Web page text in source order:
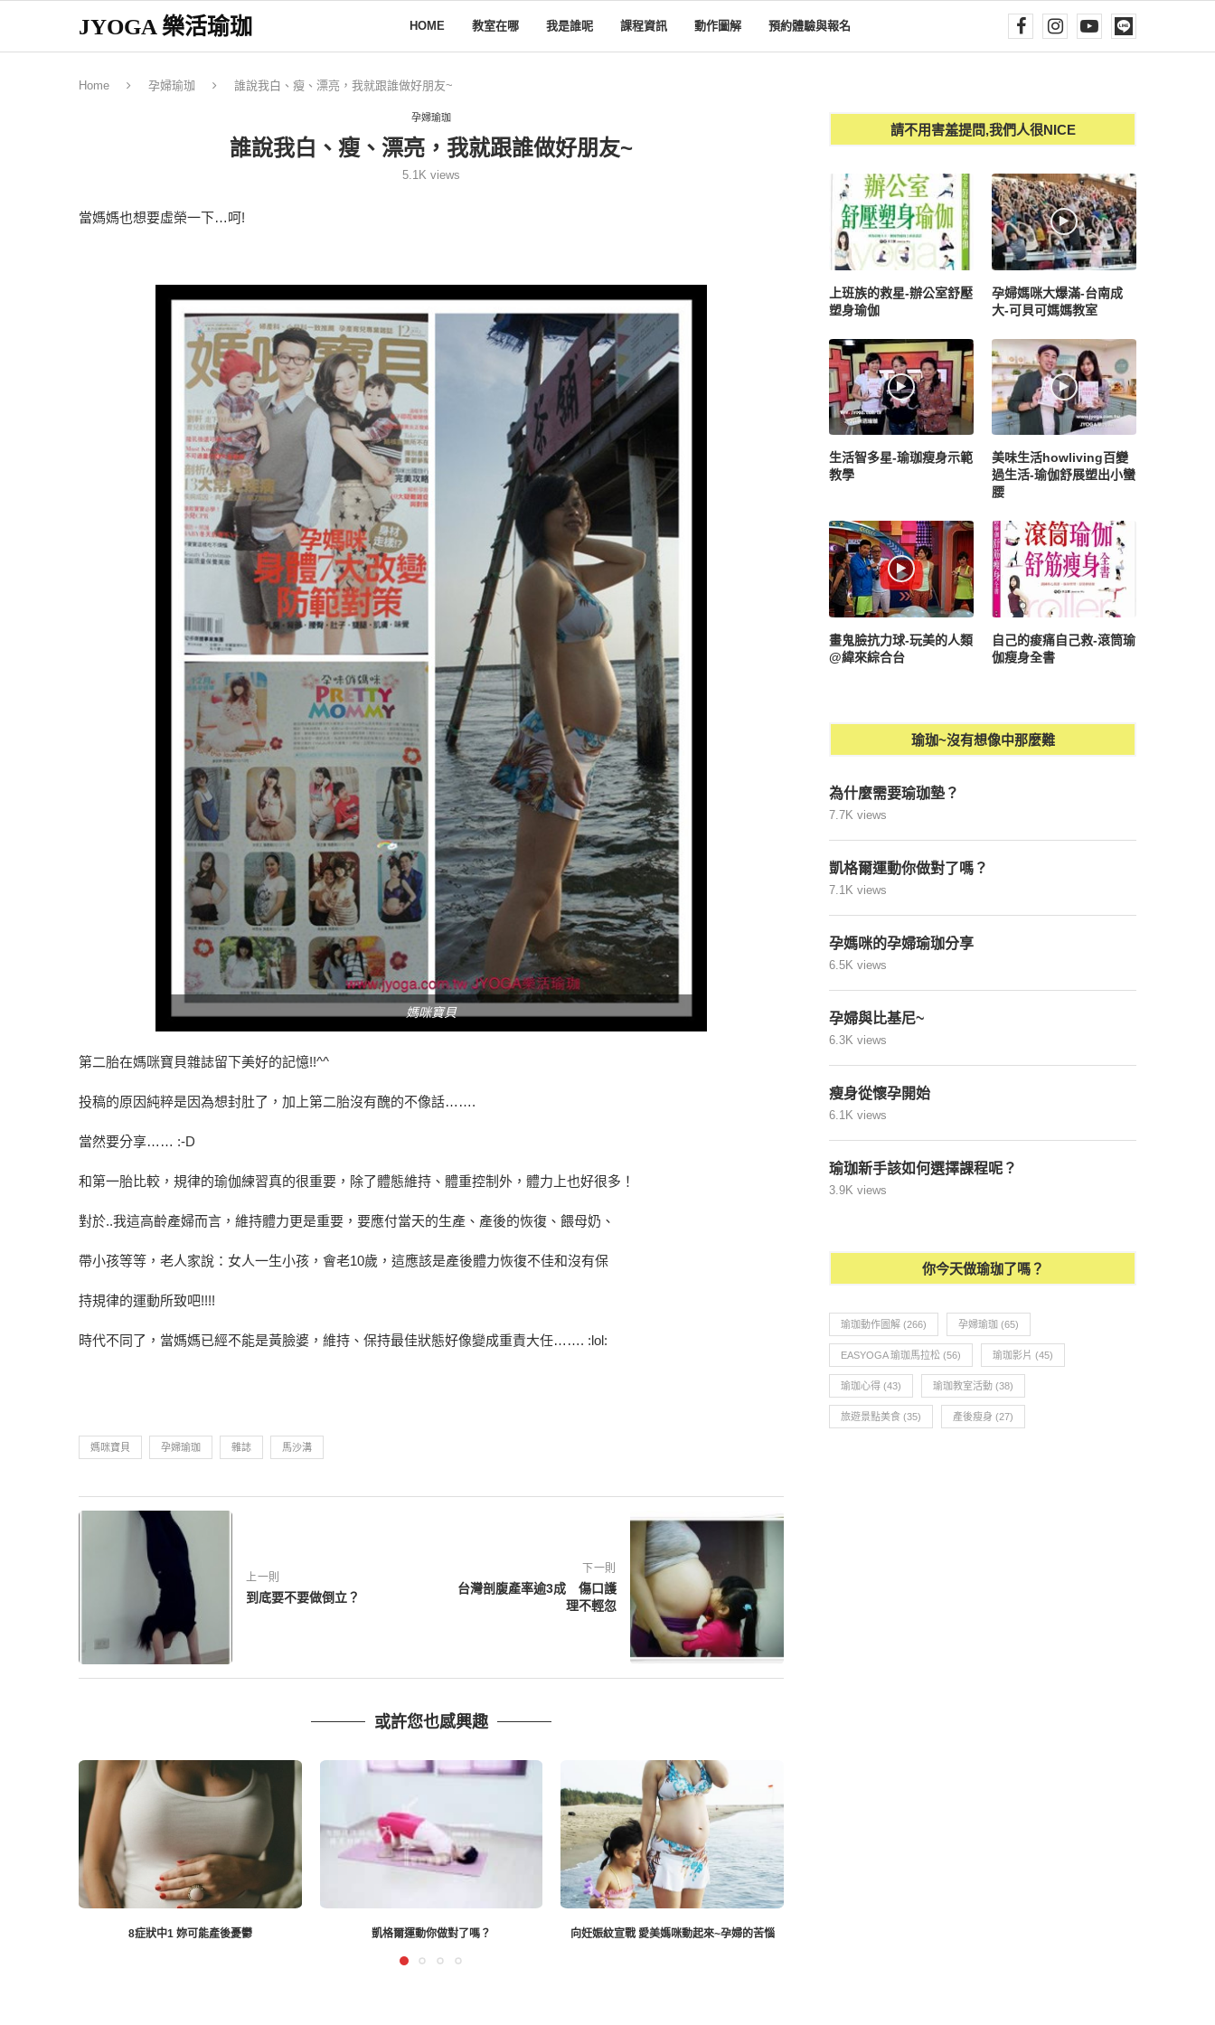
JYOGA 樂活瑜珈 HOME 教室在哪 我是誰呢 課程資訊 動作圖解 預約體驗與報名
Home 孕婦瑜珈 誰說我白、瘦、漂亮，我就跟誰做好朋友~
孕婦瑜珈
誰說我白、瘦、漂亮，我就跟誰做好朋友~
5.1K views
當媽媽也想要虛榮一下…呵!
媽咪寶貝
第二胎在媽咪寶貝雜誌留下美好的記憶!!^^
投稿的原因純粹是因為想封肚了，加上第二胎沒有醜的不像話…….
當然要分享…… :-D
和第一胎比較，規律的瑜伽練習真的很重要，除了體態維持、體重控制外，體力上也好很多！
對於..我這高齡產婦而言，維持體力更是重要，要應付當天的生產、產後的恢復、餵母奶、
帶小孩等等，老人家說：女人一生小孩，會老10歲，這應該是產後體力恢復不佳和沒有保
持規律的運動所致吧!!!!
時代不同了，當媽媽已經不能是黃臉婆，維持、保持最佳狀態好像變成重責大任……. :lol:
媽咪寶貝 孕婦瑜珈 雜誌 馬沙溝
上一則
到底要不要做倒立？
下一則
台灣剖腹產率逾3成 傷口護
理不輕忽
或許您也感興趣
凱格爾運動你做對了嗎？ 向妊娠紋宣戰 愛美媽咪動起來~孕婦的苦惱 為何孕婦不宜做倒立？
請不用害羞提問,我們人很NICE
上班族的救星-辦公室舒壓
塑身瑜伽
孕婦媽咪大爆滿-台南成
大-可貝可媽媽教室
生活智多星-瑜珈瘦身示範
教學
美味生活howliving百變
過生活-瑜伽舒展塑出小蠻
腰
畫鬼臉抗力球-玩美的人類
@緯來綜合台
自己的痠痛自己救-滾筒瑜
伽瘦身全書
瑜珈~沒有想像中那麼難
為什麼需要瑜珈墊？
7.7K views
凱格爾運動你做對了嗎？
7.1K views
孕媽咪的孕婦瑜珈分享
6.5K views
孕婦與比基尼~
6.3K views
瘦身從懷孕開始
6.1K views
瑜珈新手該如何選擇課程呢？
3.9K views
你今天做瑜珈了嗎？
瑜珈動作圖解 (266) 孕婦瑜珈 (65)
EASYOGA 瑜珈馬拉松 (56) 瑜珈影片 (45)
瑜珈心得 (43) 瑜珈教室活動 (38)
旅遊景點美食 (35) 產後瘦身 (27)